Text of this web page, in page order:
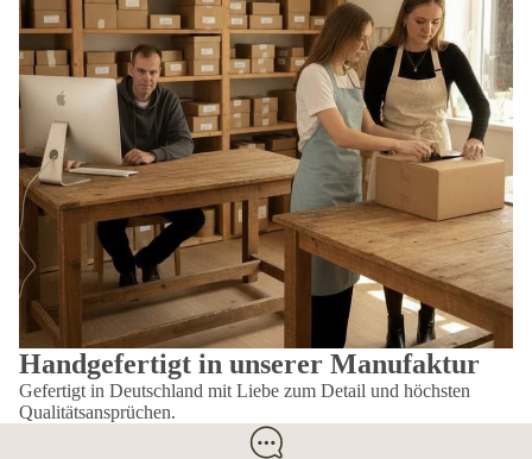
Handgefertigt in unserer Manufaktur
Gefertigt in Deutschland mit Liebe zum Detail und höchsten
Qualitätsansprüchen.